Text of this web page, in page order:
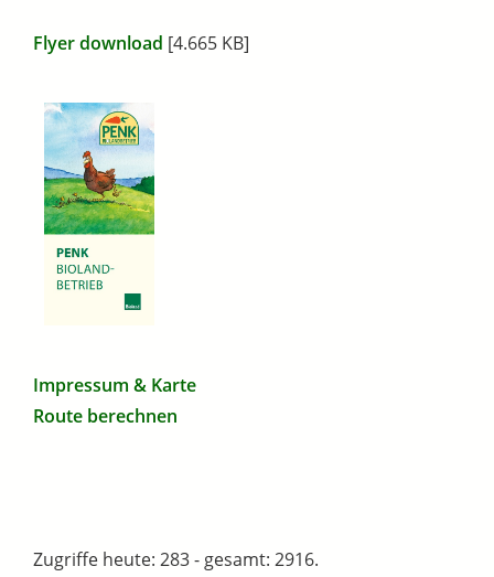
Flyer download [4.665 KB]
Impressum & Karte
Route berechnen
Zugriffe heute: 283 - gesamt: 2916.